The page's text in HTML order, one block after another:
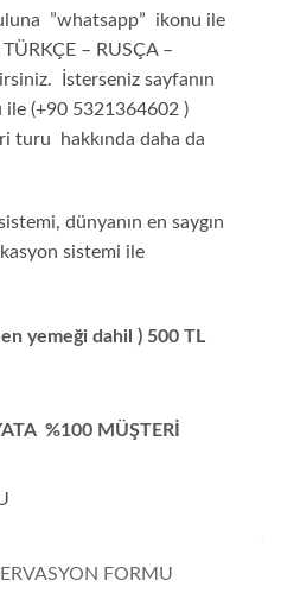
”whatsapp” ikonu ile
– RUSÇA –
İsterseniz sayfanın
ile (+90 5321364602 )
turu hakkında daha da
dünyanın en saygın
sistemi ile
yemeği dahil ) 500 TL
%100 MÜŞTERİ
FORMU